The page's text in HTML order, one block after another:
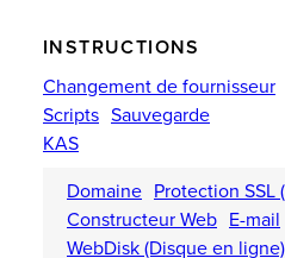
INSTRUCTIONS
Changement de fournisseur
Scripts Sauvegarde
KAS
Domaine Protection SSL
Constructeur Web E-mail
WebDisk (Disque en ligne)